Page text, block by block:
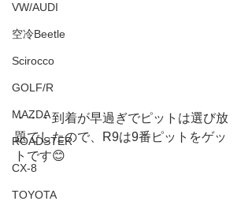
VW/AUDI
空冷Beetle
Scirocco
GOLF/R
MAZDA
ROADSTER
CX-8
TOYOTA
・・・到着が早過ぎでピットは選び放
題でしたので、R9は9番ピットをゲッ
トです😊